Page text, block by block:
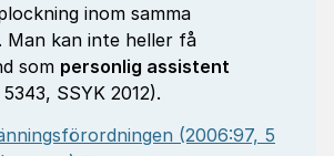
inom samma
Man kan inte heller få
som personlig assistent
SSYK 2012).
(2006:97, 5